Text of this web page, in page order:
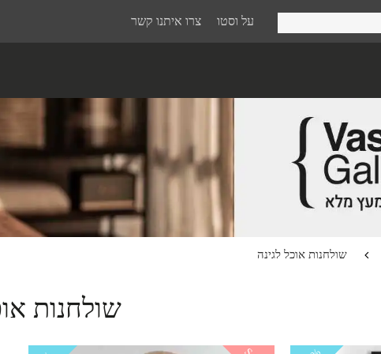
על וסטו צרו איתנו קשר
שולחנות אוכל לגינה
שולחנות